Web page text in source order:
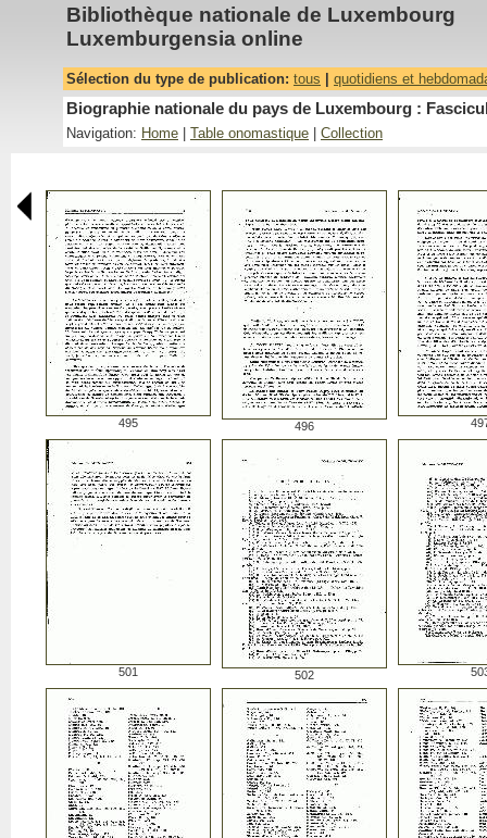
Bibliothèque nationale de Luxembourg
Luxemburgensia online
Sélection du type de publication: tous quotidiens et
Biographie nationale du pays de Luxembourg :
Navigation: Home Table onomastique Collection
495 496
501 502